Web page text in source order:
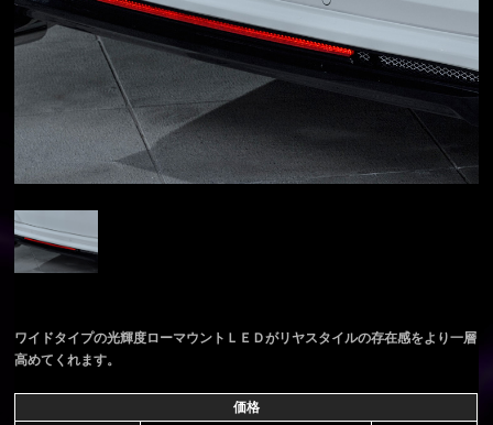
ワイドタイプの光輝度ローマウントＬＥＤがリヤスタイルの存在感をより一層
高めてくれます。
価格